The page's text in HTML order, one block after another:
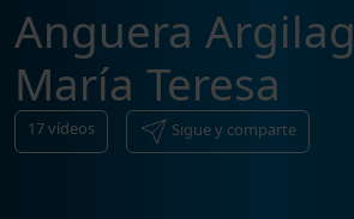
Anguera
María Teresa
17vídeos Sigue y comparte